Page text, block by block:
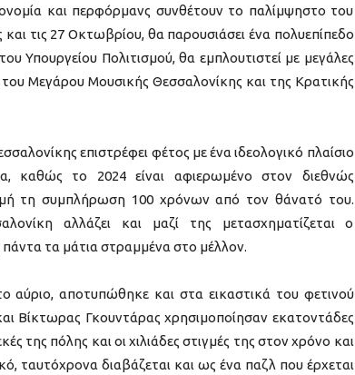
και περφόρμανς συνθέτουν το παλίμψηστο του
τις 27 Οκτωβρίου, θα παρουσιάσει ένα πολυεπίπεδο
Υπουργείου Πολιτισμού, θα εμπλουτιστεί με μεγάλες
Μεγάρου Μουσικής Θεσσαλονίκης και της Κρατικής
επιστρέφει φέτος με ένα ιδεολογικό πλαίσιο
καθώς το 2024 είναι αφιερωμένο στον διεθνώς
τη συμπλήρωση 100 χρόνων από τον θάνατό του.
αλλάζει και μαζί της μετασχηματίζεται ο
τα μάτια στραμμένα στο μέλλον.
αύριο, αποτυπώθηκε και στα εικαστικά του φετινού
Βίκτωρας Γκουντάρας χρησιμοποίησαν εκατοντάδες
της πόλης και οι χιλιάδες στιγμές της στον χρόνο και
ταυτόχρονα διαβάζεται και ως ένα παζλ που έρχεται